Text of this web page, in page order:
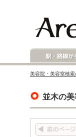
美容院・美容室検
並木の